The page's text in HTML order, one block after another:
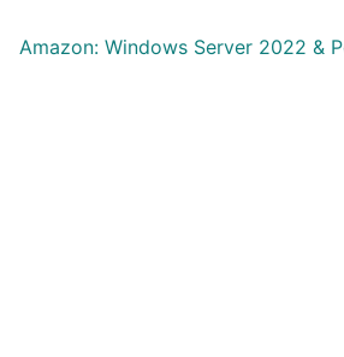
Amazon: Windows Server 2022 &